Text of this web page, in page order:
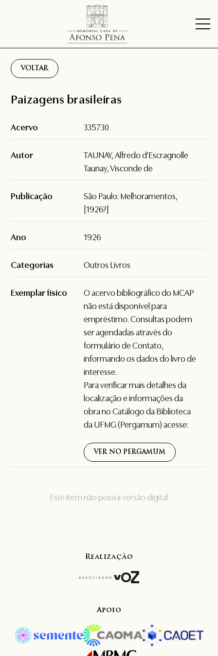
VOLTAR
Este item não possui versão digital
Paizagens brasileiras
Acervo 335730
Autor
TAUNAY, Alfredo d'Escragnolle
Taunay, Visconde de
Publicação
São Paulo: Melhoramentos,
[1926?]
Ano 1926
Categorias Outros Livros
Exemplar físico
O acervo bibliográfico do MCAP
não está disponível para
empréstimo. Consultas podem
ser agendadas através do
formulário deContato,
informando os dados do livro de
interesse.
Para verificar mais detalhes da
localização e informações da
obra no Catálogo da Biblioteca
da UFMG (Pergamum) acesse:
VER NO PERGAMUM
Realização
Apoio